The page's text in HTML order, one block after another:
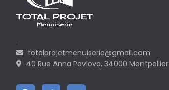
totalprojetmenuiserie@gmail.com
40 Rue Anna Pavlova, 34000 Montpellier